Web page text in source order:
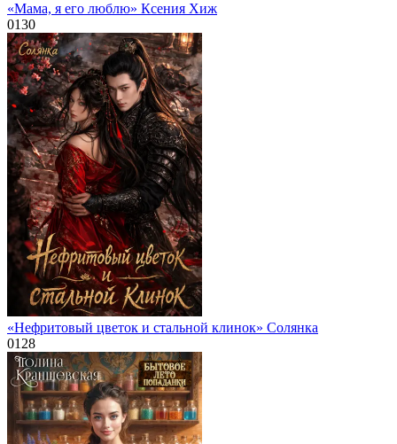
«Мама, я его люблю» Ксения Хиж
0130
«Нефритовый цветок и стальной клинок» Солянка
0128